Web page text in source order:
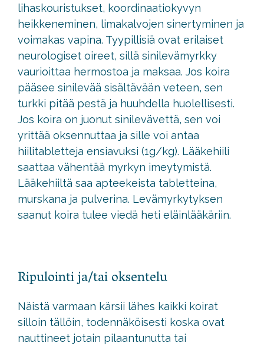
lihaskouristukset, koordinaatiokyvyn
heikkeneminen, limakalvojen sinertyminen ja
voimakas vapina. Tyypillisiä ovat erilaiset
neurologiset oireet, sillä sinilevämyrkky
vaurioittaa hermostoa ja maksaa. Jos koira
pääsee sinilevää sisältävään veteen, sen
turkki pitää pestä ja huuhdella huolellisesti.
Jos koira on juonut sinilevävettä, sen voi
yrittää oksennuttaa ja sille voi antaa
hiilitabletteja ensiavuksi (1g/kg). Lääkehiili
saattaa vähentää myrkyn imeytymistä.
Lääkehiiltä saa apteekeista tabletteina,
murskana ja pulverina. Levämyrkytyksen
saanut koira tulee viedä heti eläinlääkäriin.
Ripulointi ja/tai oksentelu
Näistä varmaan kärsii lähes kaikki koirat
silloin tällöin, todennäköisesti koska ovat
nauttineet jotain pilaantunutta tai